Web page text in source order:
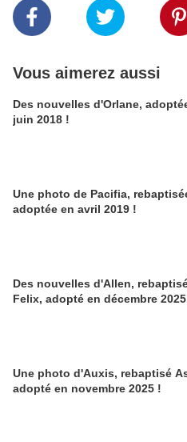
Vous aimerez aussi
Des nouvelles d'Orlane,
juin 2018 !
Une photo de Pacifia,
adoptée en avril 2019 !
Des nouvelles d'Allen,
Felix, adopté en décembre
Une photo d'Auxis, rebaptisé
adopté en novembre 2025 !